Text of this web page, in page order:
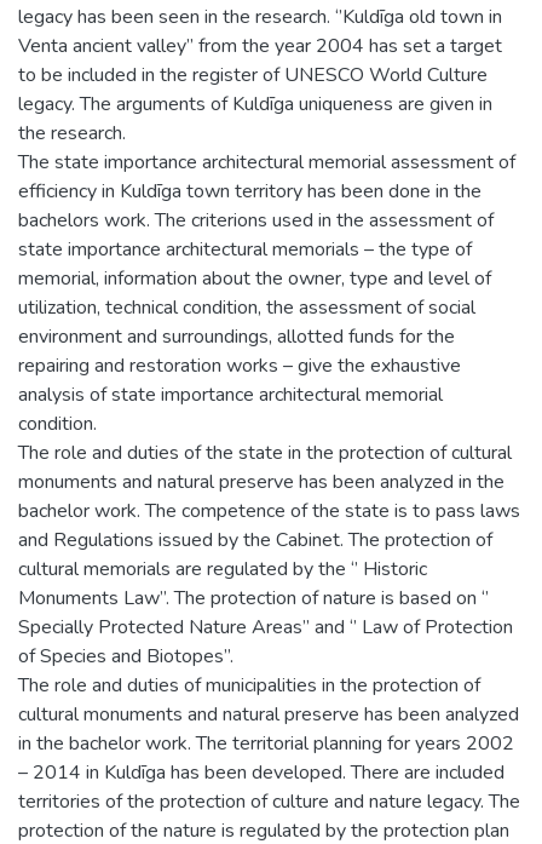
legacy has been seen in the research. ‘’Kuldīga old town in
Venta ancient valley’’ from the year 2004 has set a target
to be included in the register of UNESCO World Culture
legacy. The arguments of Kuldīga uniqueness are given in
the research.
The state importance architectural memorial assessment of
efficiency in Kuldīga town territory has been done in the
bachelors work. The criterions used in the assessment of
state importance architectural memorials – the type of
memorial, information about the owner, type and level of
utilization, technical condition, the assessment of social
environment and surroundings, allotted funds for the
repairing and restoration works – give the exhaustive
analysis of state importance architectural memorial
condition.
The role and duties of the state in the protection of cultural
monuments and natural preserve has been analyzed in the
bachelor work. The competence of the state is to pass laws
and Regulations issued by the Cabinet. The protection of
cultural memorials are regulated by the ‘’ Historic
Monuments Law’’. The protection of nature is based on ‘’
Specially Protected Nature Areas’’ and ‘’ Law of Protection
of Species and Biotopes’’.
The role and duties of municipalities in the protection of
cultural monuments and natural preserve has been analyzed
in the bachelor work. The territorial planning for years 2002
– 2014 in Kuldīga has been developed. There are included
territories of the protection of culture and nature legacy. The
protection of the nature is regulated by the protection plan